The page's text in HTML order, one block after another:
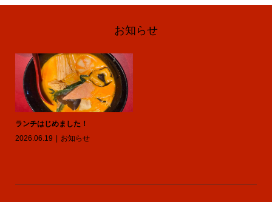
お知らせ
ランチはじめました！
2026.06.19
お知らせ